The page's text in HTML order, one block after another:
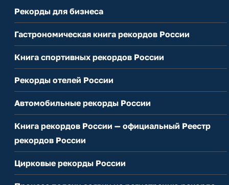
Рекорды для бизнеса
Гастрономическая книга рекордов России
Книга спортивных рекордов России
Рекорды отелей России
Автомобильные рекорды России
Книга рекордов России — официальный Реестр
рекордов России
Цирковые рекорды России